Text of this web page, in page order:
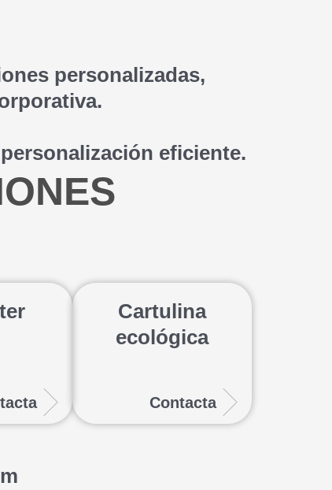
personalizadas,
eficiente.
Cartulina
ecológica
Contacta